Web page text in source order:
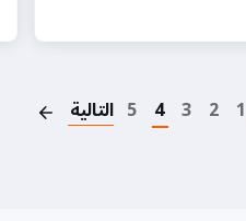
1
2
3
4
5 التالية